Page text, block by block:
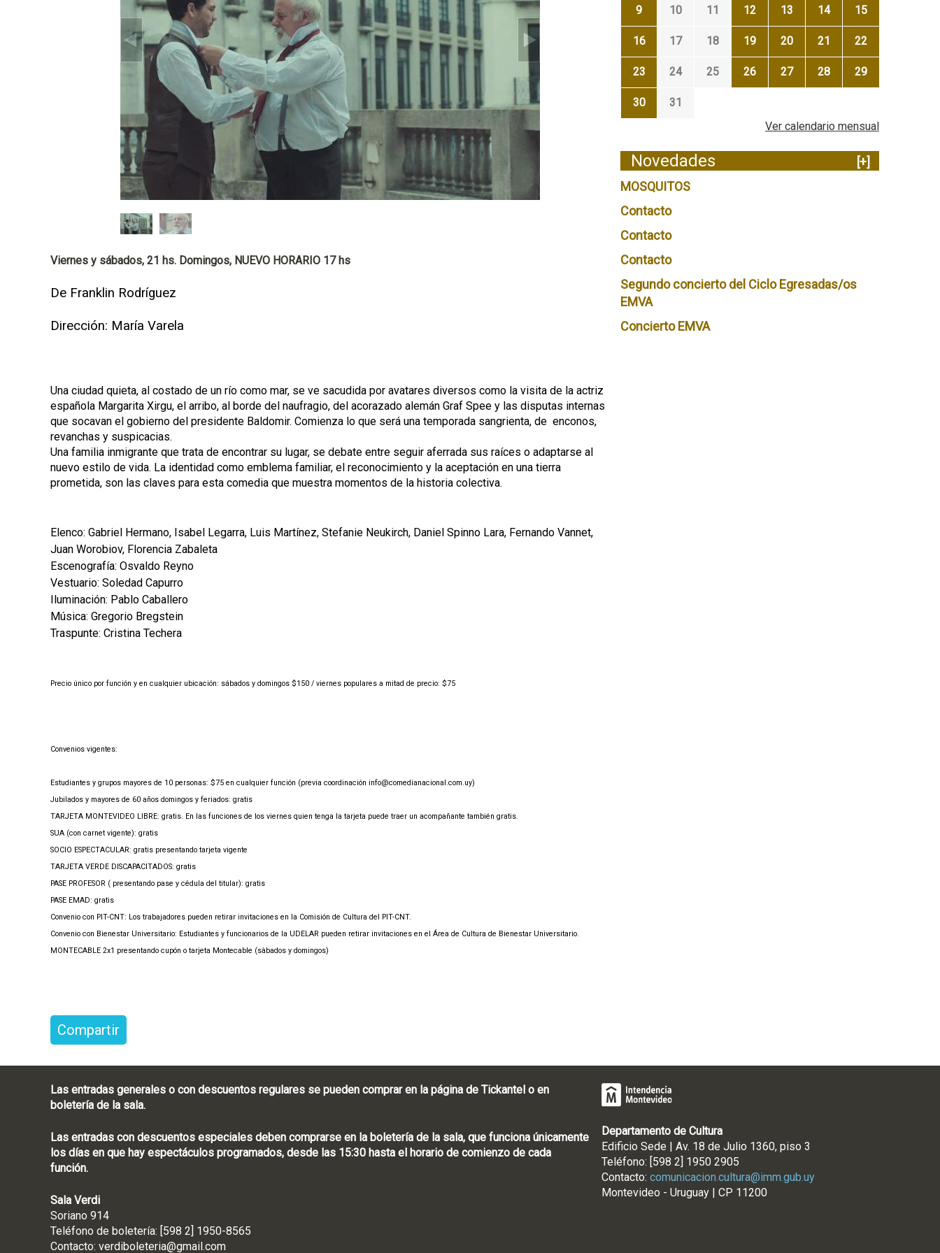
Viernes y sábados, 21 hs. Domingos, NUEVO HORARIO 17 hs
De Franklin Rodríguez
Dirección: María Varela
Una ciudad quieta, al costado de un río como mar, se ve sacudida por avatares diversos como la visita de la actriz
española Margarita Xirgu, el arribo, al borde del naufragio, del acorazado alemán Graf Spee y las disputas internas
que socavan el gobierno del presidente Baldomir. Comienza lo que será una temporada sangrienta, de enconos,
revanchas y suspicacias.
Una familia inmigrante que trata de encontrar su lugar, se debate entre seguir aferrada sus raíces o adaptarse al
nuevo estilo de vida. La identidad como emblema familiar, el reconocimiento y la aceptación en una tierra
prometida, son las claves para esta comedia que muestra momentos de la historia colectiva.
Elenco: Gabriel Hermano, Isabel Legarra, Luis Martínez, Stefanie Neukirch, Daniel Spinno Lara, Fernando Vannet,
Juan Worobiov, Florencia Zabaleta
Escenografía: Osvaldo Reyno
Vestuario: Soledad Capurro
Iluminación: Pablo Caballero
Música: Gregorio Bregstein
Traspunte: Cristina Techera
Precio único por función y en cualquier ubicación: sábados y domingos $150 / viernes populares a mitad de precio: $75
Convenios vigentes:
Estudiantes y grupos mayores de 10 personas: $75 en cualquier función (previa coordinación info@comedianacional.com.uy)
Jubilados y mayores de 60 años domingos y feriados: gratis
TARJETA MONTEVIDEO LIBRE: gratis. En las funciones de los viernes quien tenga la tarjeta puede traer un acompañante también gratis.
SUA (con carnet vigente): gratis
SOCIO ESPECTACULAR: gratis presentando tarjeta vigente
TARJETA VERDE DISCAPACITADOS: gratis
PASE PROFESOR ( presentando pase y cédula del titular): gratis
PASE EMAD: gratis
Convenio con PIT-CNT: Los trabajadores pueden retirar invitaciones en la Comisión de Cultura del PIT-CNT.
Convenio con Bienestar Universitario: Estudiantes y funcionarios de la UDELAR pueden retirar invitaciones en el Área de Cultura de Bienestar Universitario.
MONTECABLE 2x1 presentando cupón o tarjeta Montecable (sàbados y domingos)
Compartir
9 10 11 12 13 14 15
16 17 18 19 20 21 22
23 24 25 26 27 28 29
30
31
Ver calendario mensual
Novedades
[+]
MOSQUITOS
Contacto
Contacto
Contacto
Segundo concierto del Ciclo Egresadas/os
EMVA
Concierto EMVA
Las entradas generales o con descuentos regulares se pueden comprar en la página de Tickantel o en
boletería de la sala.
Las entradas con descuentos especiales deben comprarse en la boletería de la sala, que funciona únicamente
los días en que hay espectáculos programados, desde las 15:30 hasta el horario de comienzo de cada
función.
Sala Verdi
Soriano 914
Teléfono de boletería: [598 2] 1950-8565
Contacto: verdiboleteria@gmail.com
Departamento de Cultura
Edificio Sede | Av. 18 de Julio 1360, piso 3
Teléfono: [598 2] 1950 2905
Contacto: comunicacion.cultura@imm.gub.uy
Montevideo - Uruguay | CP 11200